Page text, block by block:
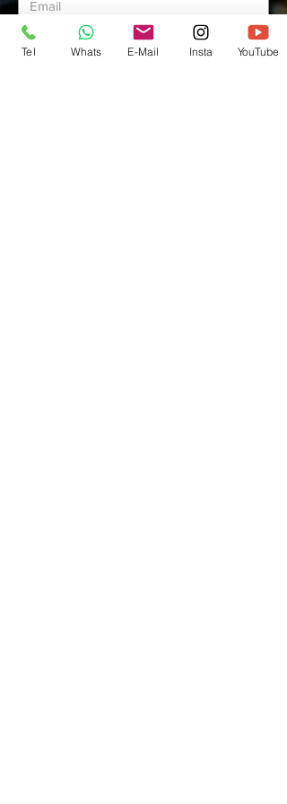
Tel Whats E-Mail Insta YouTube